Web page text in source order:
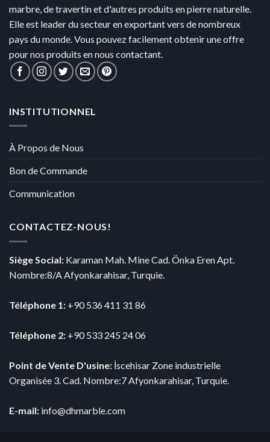
marbre, de travertin et d'autres produits en pierre naturelle.
Elle est leader du secteur en exportant vers de nombreux
pays du monde. Vous pouvez facilement obtenir une offre
pour nos produits en nous contactant.
INSTITUTIONNEL
À Propos de Nous
Bon de Commande
Communication
CONTACTEZ-NOUS!
Siège Social: Karaman Mah. Mine Cad. Önka Eren Apt.
Nombre:8/A Afyonkarahisar, Turquie.
Téléphone 1: +90 536 411 31 86
Téléphone 2: +90 533 245 24 06
Point de Vente D'usine: İscehisar Zone industrielle
Organisée 3. Cad. Nombre:7 Afyonkarahisar, Turquie.
E-mail: info@dhmarble.com